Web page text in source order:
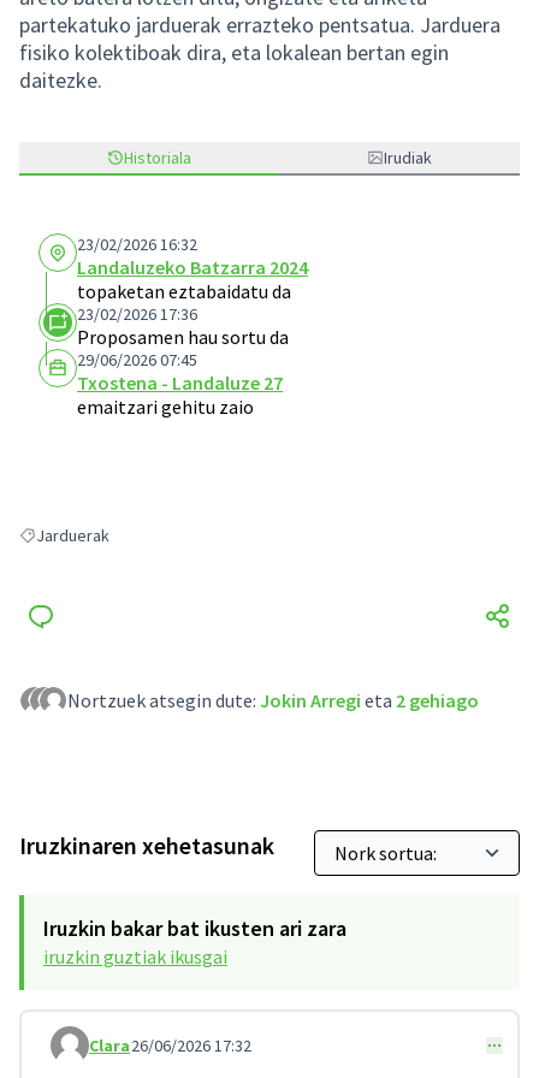
partekatuko jarduerak errazteko pentsatua. Jarduera
fisiko kolektiboak dira, eta lokalean bertan egin
daitezke.
Historiala Irudiak
23/02/2026 16:32
Landaluzeko Batzarra 2024
topaketan eztabaidatu da
23/02/2026 17:36
Proposamen hau sortu da
29/06/2026 07:45
Txostena - Landaluze 27
emaitzari gehitu zaio
Jarduerak hautaketaren emaitzak
Jarduerak
Nortzuek atsegin dute: Jokin Arregi eta 2 gehiago
Iruzkinaren xehetasunak
Iruzkin bakar bat ikusten ari zara
iruzkin guztiak ikusgai
Iruzkindu 14
Clara26/06/2026 17:32